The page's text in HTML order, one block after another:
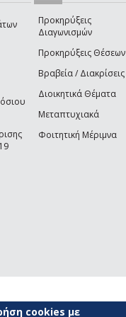
Προκηρύξεις
Διαγωνισμών
Προκηρύξεις Θέσεων
Βραβεία / Διακρίσεις
Διοικητικά Θέματα
Μεταπτυχιακά
Φοιτητική Μέριμνα
cookies με